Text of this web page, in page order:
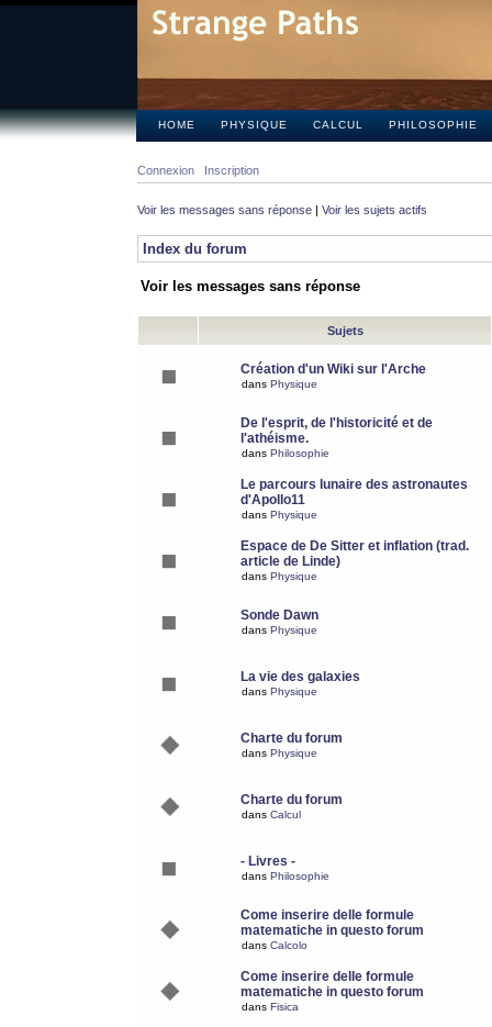
HOME PHYSIQUE CALCUL PHILOSOPHIE
Connexion Inscription
Voir les messages sans réponse | Voir les sujets actifs
Index du forum
Voir les messages sans réponse
Sujets
Création d'un Wiki sur l'Arche
dans Physique
De l'esprit, de l'historicité et de
l'athéisme.
dans Philosophie
Le parcours lunaire des astronautes
d'Apollo11
dans Physique
Espace de De Sitter et inflation (trad.
article de Linde)
dans Physique
Sonde Dawn
dans Physique
La vie des galaxies
dans Physique
Charte du forum
dans Physique
Charte du forum
dans Calcul
- Livres -
dans Philosophie
Come inserire delle formule
matematiche in questo forum
dans Calcolo
Come inserire delle formule
matematiche in questo forum
dans Fisica